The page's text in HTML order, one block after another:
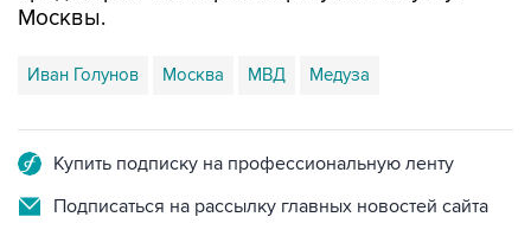
Москвы.
Иван Голунов Москва МВД Медуза
Купить подписку на профессиональную ленту
Подписаться на рассылку главных новостей сайта